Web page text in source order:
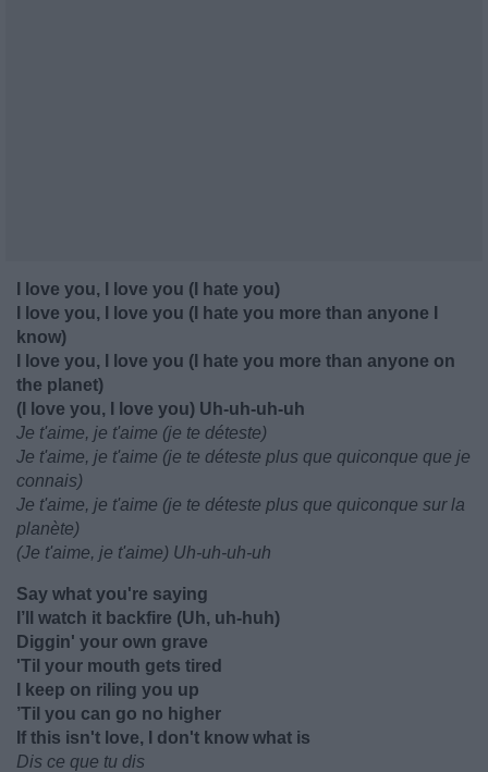
I love you, I love you (I hate you)
I love you, I love you (I hate you more than anyone I
know)
I love you, I love you (I hate you more than anyone on
the planet)
(I love you, I love you) Uh-uh-uh-uh
Je t'aime, je t'aime (je te déteste)
Je t'aime, je t'aime (je te déteste plus que quiconque que je
connais)
Je t'aime, je t'aime (je te déteste plus que quiconque sur la
planète)
(Je t'aime, je t'aime) Uh-uh-uh-uh
Say what you're saying
I’ll watch it backfire (Uh, uh-huh)
Diggin' your own grave
'Til your mouth gets tired
I keep on riling you up
’Til you can go no higher
If this isn't love, I don't know what is
Dis ce que tu dis